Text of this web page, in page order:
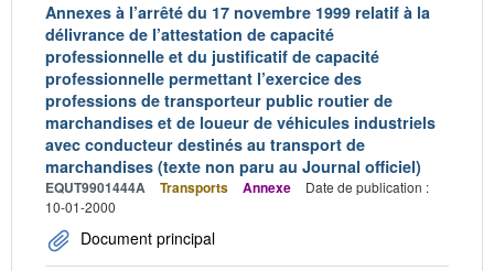
Annexes à l’arrêté du 17 novembre 1999 relatif à la
délivrance de l’attestation de capacité
professionnelle et du justificatif de capacité
professionnelle permettant l’exercice des
professions de transporteur public routier de
marchandises et de loueur de véhicules industriels
avec conducteur destinés au transport de
marchandises (texte non paru au Journal officiel)
EQUT9901444A Transports Annexe
Date de publication :
10-01-2000
Document principal